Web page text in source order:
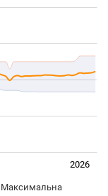
2026
Максимальна